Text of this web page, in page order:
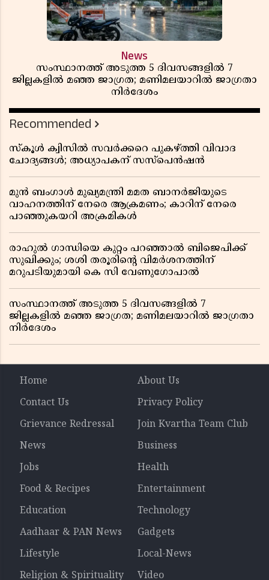
News
സംസ്ഥാനത്ത് അടുത്ത 5 ദിവസങ്ങളിൽ 7
ജില്ലകളിൽ മഞ്ഞ ജാഗ്രത; മണിമലയാറിൽ ജാഗ്രതാ
നിർദേശം
Recommended
സ്കൂൾ ക്വിസിൽ സവർക്കറെ പുകഴ്ത്തി വിവാദ
ചോദ്യങ്ങൾ; അധ്യാപകന് സസ്പെൻഷൻ
മുൻ ബംഗാൾ മുഖ്യമന്ത്രി മമത ബാനർജിയുടെ
വാഹനത്തിന് നേരെ ആക്രമണം; കാറിന് നേരെ
പാഞ്ഞുകയറി അക്രമികൾ
രാഹുൽ ഗാന്ധിയെ കുറ്റം പറഞ്ഞാൽ ബിജെപിക്ക്
സുഖിക്കും; ശശി തരൂരിന്റെ വിമർശനത്തിന്
മറുപടിയുമായി കെ സി വേണുഗോപാൽ
സംസ്ഥാനത്ത് അടുത്ത 5 ദിവസങ്ങളിൽ 7
ജില്ലകളിൽ മഞ്ഞ ജാഗ്രത; മണിമലയാറിൽ ജാഗ്രതാ
നിർദേശം
Home
About Us
Contact Us
Privacy Policy
Grievance Redressal
Join Kvartha Team Club
News
Business
Jobs
Health
Food & Recipes
Entertainment
Education
Technology
Aadhaar & PAN News
Gadgets
Lifestyle
Local-News
Religion & Spirituality
Video